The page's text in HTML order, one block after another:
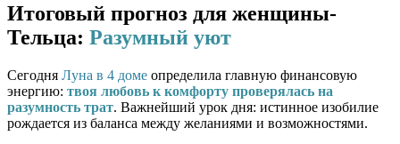
Итоговый прогноз для женщины-
Тельца: Разумный уют
Сегодня Луна в 4 доме определила главную финансовую
энергию: твоя любовь к комфорту проверялась на
разумность трат. Важнейший урок дня: истинное изобилие
рождается из баланса между желаниями и возможностями.